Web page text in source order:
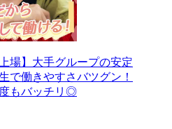
場】大手グループの安定
で働きやすさバツグン！
もバッチリ◎